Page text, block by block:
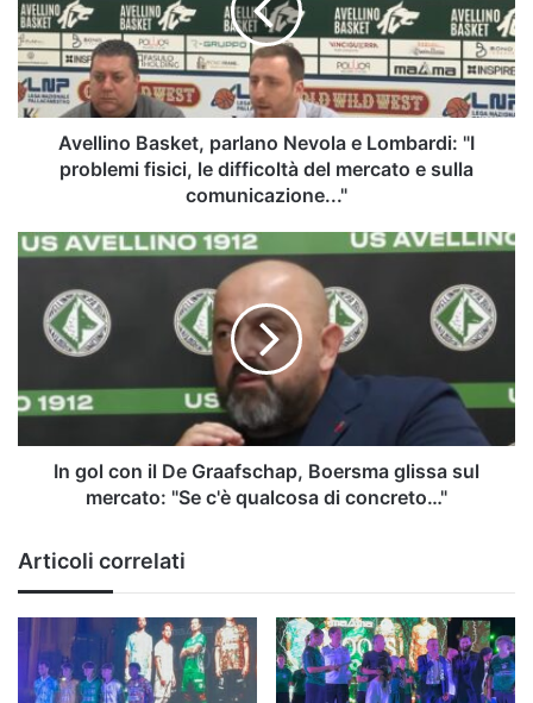
e
Lombardi:
"I
problemi
fisici,
difficoltà
e
sulla
comunicazione..."
Avellino Basket, parlano Nevola e Lombardi: "I
problemi fisici, le difficoltà del mercato e sulla
comunicazione..."
In
Boersma
glissa
sul
mercato:
di
concreto…"
In gol con il De Graafschap, Boersma glissa sul
mercato: "Se c'è qualcosa di concreto…"
Articoli correlati